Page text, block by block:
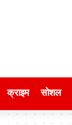
क्राइम सोशल